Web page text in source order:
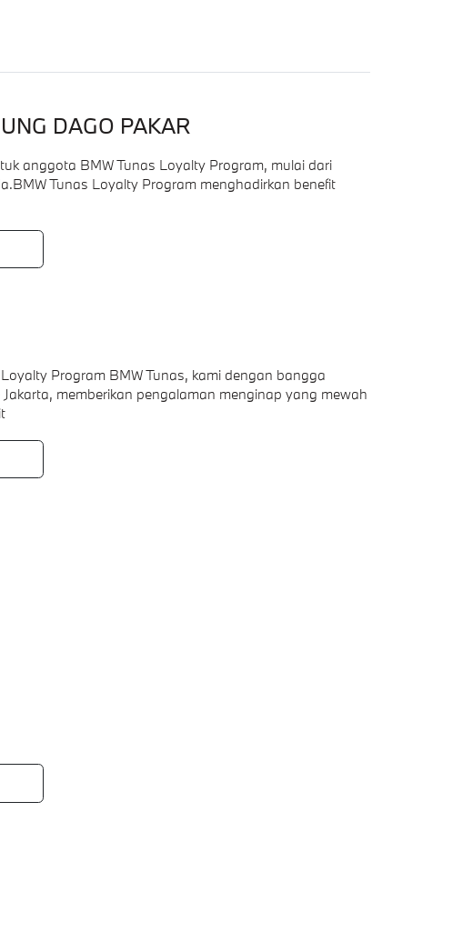
DAGO PAKAR
anggota BMW Tunas Loyalty Program, mulai dari
Tunas Loyalty Program menghadirkan benefit
Program BMW Tunas, kami dengan bangga
memberikan pengalaman menginap yang mewah